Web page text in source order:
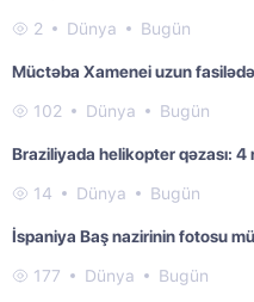
2 Dünya Bugün
Müctəba Xamenei uzun
102 Dünya Bugün
Braziliyada helikopter qəzası: 4
14 Dünya Bugün
İspaniya Baş nazirinin fotosu
177 Dünya Bugün